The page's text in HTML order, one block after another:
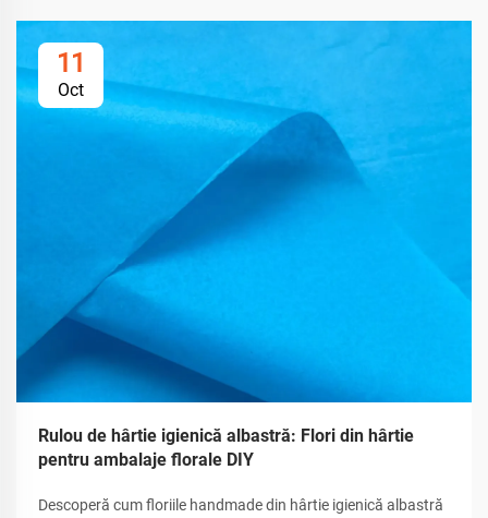
11
Oct
Rulou de hârtie igienică albastră: Flori din hârtie
pentru ambalaje florale DIY
Descoperă cum floriile handmade din hârtie igienică albastră